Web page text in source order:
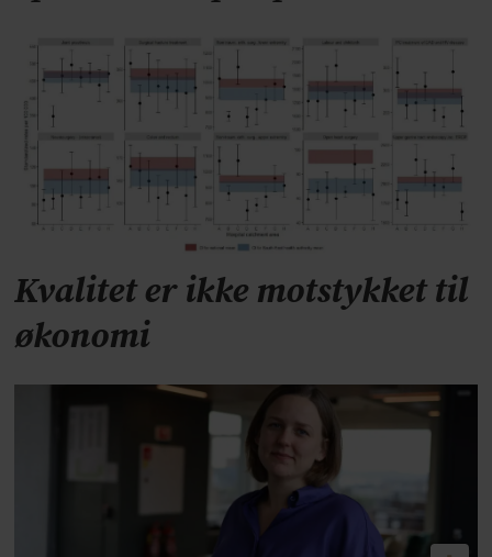
Kvalitet er ikke motstykket til
økonomi